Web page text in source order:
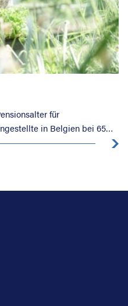
für
in Belgien bei 65
Pension beziehen und